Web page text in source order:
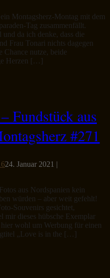
Montagsherz-Montag mit dem
Tag zusammenfällt.
da ich denke, dass die
Frau Tonari nichts dagegen
Chance nutze, beide
Herzen […]
Fundstück aus
#271
24. Januar 2021 |
aus Nordspanien kein
würden – aber weit gefehlt!
Souvenirs gesichtet,
mir dieses hübsche Exemplar
wohl um Werbung für einen
„Love is in the […]